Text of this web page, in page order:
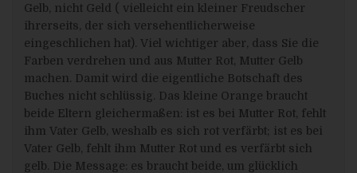
Gelb, nicht Geld ( vielleicht ein kleiner Freudscher
ihrerseits, der sich versehentlicherweise
eingeschlichen hat). Viel wichtiger aber, dass Sie die
Farben verdrehen und aus Mutter Rot, Mutter Gelb
machen. Damit wird die eigentliche Botschaft des
Buches nicht schlüssig. Das kleine Orange braucht
beide Eltern gleichermaßen: ist es bei Mutter Rot, fehlt
ihm Vater Gelb, weshalb es sich rot verfärbt; ist es bei
Vater Gelb, fehlt ihm Mutter Rot und es verfärbt sich
gelb. Die Message: es braucht beide, um glücklich
i) Recht auf Widerruf einer datenschutzrechtlichen
Einwilligung
Jede von der Verarbeitung personenbezogener Daten
betroffene Person hat das vom Europäischen
Richtlinien- und Verordnungsgeber gewährte Recht,
eine Einwilligung zur Verarbeitung personenbezogener
Daten jederzeit zu widerrufen.
Möchte die betroffene Person ihr Recht auf Widerruf
einer Einwilligung geltend machen, kann sie sich
hierzu jederzeit an einen Mitarbeiter des für die
Verarbeitung Verantwortlichen wenden.